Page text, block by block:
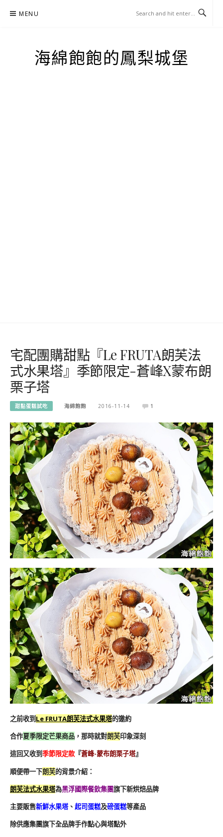
MENU
海綿飽飽的鳳梨城堡
宅配團購甜點『Le FRUTA朗芙法
式水果塔』季節限定-蒼峰X蒙布朗
栗子塔
甜點蛋糕試吃 海綿飽飽 2016-11-14 1
之前收到 Le FRUTA朗芙法式水果塔的邀約
合作夏季限定芒果商品 ，那時就對朗芙印象深刻
這回又收到季節限定款 『蒼峰-蒙布朗栗子塔』
順便帶一下朗芙的背景介紹：
朗芙法式水果塔為黑浮國際餐飲集團旗下新烘焙品牌
主要販售新鮮水果塔、 起司蛋糕及磅蛋糕等產品
除供應集團旗下全品牌手作點心與塔點外